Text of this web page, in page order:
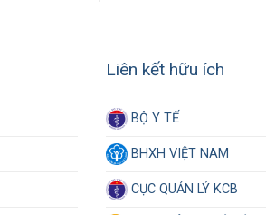
Liên kết hữu ích
BỘ Y TẾ
BHXH VIỆT NAM
CỤC QUẢN LÝ KCB